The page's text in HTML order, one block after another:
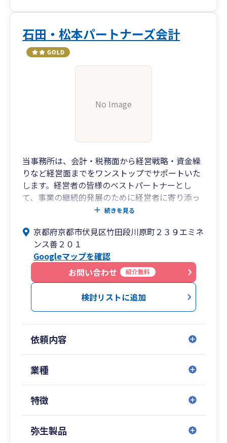
石田・松本パートナーズ会計
No Image
当事務所は、会計・税務面から経営戦略・資金繰
りなど経営面までをワンストップでサポートいた
します。経営者の皆様のベストパートナーとし
て、事業の継続的発展のために経営者に寄り添っ
たさまざまなサービスを行っています。
続きを見る
京都府京都市伏見区竹田段川原町２３９エミネ
ンス善２０１
Googleマップを確認
お問い合わせ
紹介無料
検討リストに追加
依頼内容
業種
特徴
弥生製品